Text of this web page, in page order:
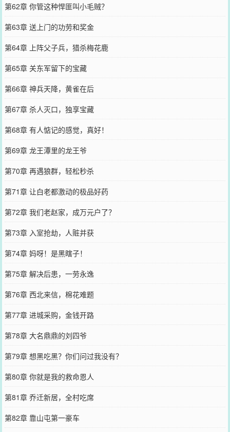
第62章 你管这种悍匪叫小毛贼？
第63章 送上门的功劳和奖金
第64章 上阵父子兵，猎杀梅花鹿
第65章 关东军留下的宝藏
第66章 神兵天降，黄雀在后
第67章 杀人灭口，独享宝藏
第68章 有人惦记的感觉，真好！
第69章 龙王潭里的龙王爷
第70章 再遇狼群，轻松秒杀
第71章 让白老都激动的极品好药
第72章 我们老赵家，成万元户了？
第73章 入室抢劫，人赃并获
第74章 妈呀！是黑瞎子！
第75章 解决后患，一劳永逸
第76章 西北来信，棉花难题
第77章 进城采购，金钱开路
第78章 大名鼎鼎的刘四爷
第79章 想黑吃黑？你们问过我没有？
第80章 你就是我的救命恩人
第81章 乔迁新居，全村吃席
第82章 靠山屯第一豪车